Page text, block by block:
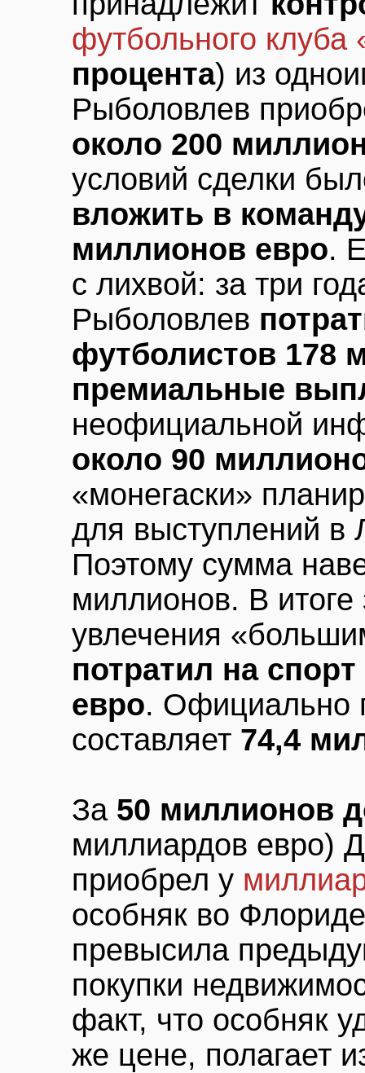
футбольного клуба
процента) из
Рыболовлев
около 200
условий сделки
вложить в
миллионов евро.
с лихвой: за три
Рыболовлев
футболистов 178
премиальные
неофициальной
около 90
«монегаски»
для выступлений в
Поэтому сумма
миллионов. В итоге
увлечения
потратил на
евро. Официально
составляет 74,4
За 50 миллионов
миллиардов евро)
приобрел у
особняк во
превысила
покупки
факт, что особняк
же цене, полагает